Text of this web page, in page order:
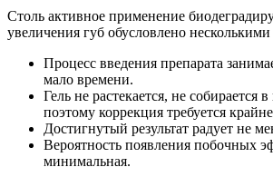
Столь активное применение
увеличения губ обусловлено
Процесс введения препарата
мало времени.
Гель не растекается, не собирается
поэтому коррекция требуется
Достигнутый результат радует не
Вероятность появления побочных
минимальная.